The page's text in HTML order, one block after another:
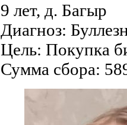
9 лет, д. Багыр
Диагноз:
Цель: Покупка
Сумма сбора: